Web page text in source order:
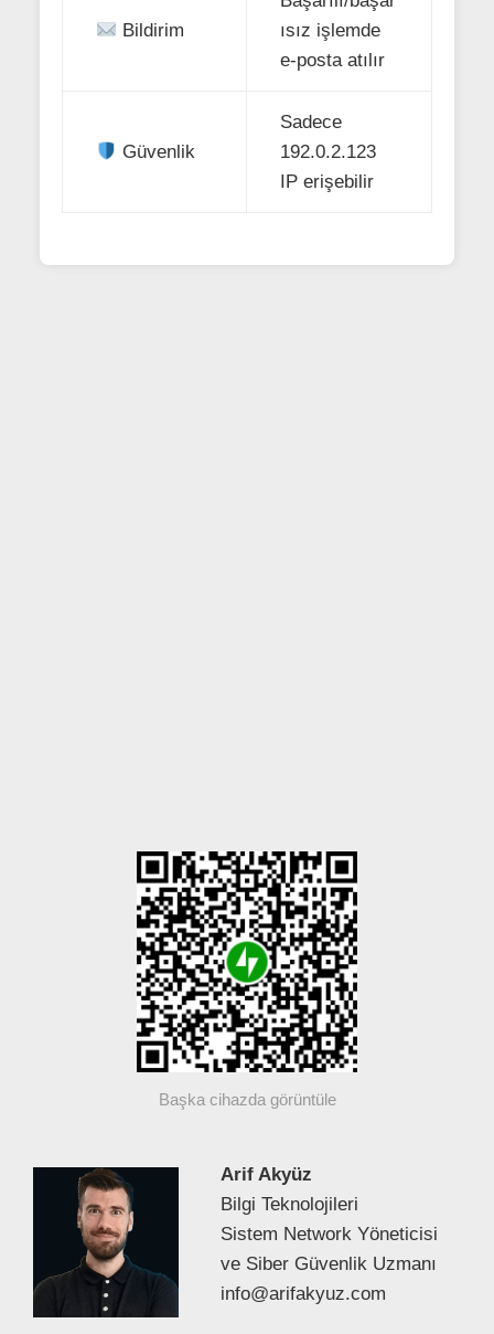
Bildirim
ısız işlemde
e-posta atılır
Güvenlik
Sadece
192.0.2.123
IP erişebilir
Başka cihazda görüntüle
Arif Akyüz
Bilgi Teknolojileri
Sistem Network Yöneticisi
ve Siber Güvenlik Uzmanı
info@arifakyuz.com